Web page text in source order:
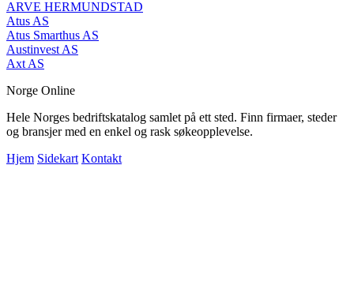
ARVE HERMUNDSTAD
Atus AS
Atus Smarthus AS
Austinvest AS
Axt AS
Norge Online
Hele Norges bedriftskatalog samlet på ett sted. Finn firmaer, steder
og bransjer med en enkel og rask søkeopplevelse.
Hjem Sidekart Kontakt